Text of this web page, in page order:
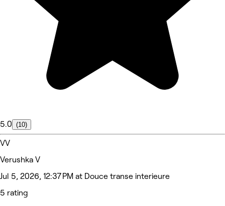
5.0 (10)
VV
Verushka V
Jul 5, 2026, 12:37 PM at Douce transe interieure
5 rating